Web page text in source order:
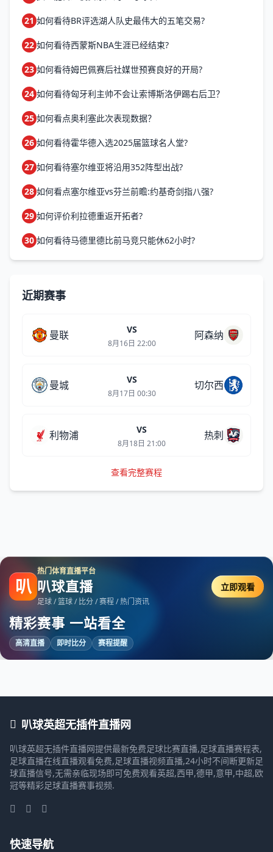
21 如何看待BR评选湖人队史最伟大的五笔交易?
22 如何看待西蒙斯NBA生涯已经结束?
23 如何看待姆巴佩赛后社媒世预赛良好的开局?
24 如何看待匈牙利主帅不会让索博斯洛伊踢右后卫？
25 如何看点奥利塞此次表现数据？
26 如何看待霍华德入选2025届篮球名人堂?
27 如何看待塞尔维亚将沿用352阵型出战?
28 如何看点塞尔维亚vs芬兰前瞻:约基奇剑指八强?
29 如何评价利拉德重返开拓者?
30 如何看待马德里德比前马竞只能休62小时?
近期赛事
曼联 VS
8月16日 22:00
阿森纳
曼城 VS
8月17日 00:30
切尔西
利物浦 VS
8月18日 21:00
热刺
查看完整赛程
叭
热门体育直播平台
叭球直播
足球 / 篮球 / 比分 / 赛程 / 热门资讯
精彩赛事 一站看全
高清直播 即时比分 赛程提醒
立即观看
叭球英超无插件直播网
叭球英超无插件直播网提供最新免费足球比赛直播,足球直播赛程表,
足球直播在线直播观看免费,足球直播视频直播,24小时不间断更新足
球直播信号,无需亲临现场即可免费观看英超,西甲,德甲,意甲,中超,欧
冠等精彩足球直播赛事视频.
快速导航